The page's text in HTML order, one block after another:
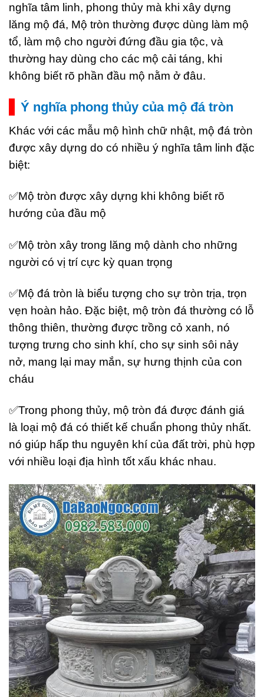
nghĩa tâm linh, phong thủy mà khi xây dựng
lăng mộ đá, Mộ tròn thường được dùng làm mộ
tổ, làm mộ cho người đứng đầu gia tộc, và
thường hay dùng cho các mộ cải táng, khi
không biết rõ phần đầu mộ nằm ở đâu.
Ý nghĩa phong thủy của mộ đá tròn
Khác với các mẫu mộ hình chữ nhật, mộ đá tròn
được xây dựng do có nhiều ý nghĩa tâm linh đặc
biệt:
✅Mộ tròn được xây dựng khi không biết rõ
hướng của đầu mộ
✅Mộ tròn xây trong lăng mộ dành cho những
người có vị trí cực kỳ quan trọng
✅Mộ đá tròn là biểu tượng cho sự tròn trịa, trọn
vẹn hoàn hảo. Đặc biệt, mộ tròn đá thường có lỗ
thông thiên, thường được trồng cỏ xanh, nó
tượng trưng cho sinh khí, cho sự sinh sôi nảy
nở, mang lại may mắn, sự hưng thịnh của con
cháu
✅Trong phong thủy, mộ tròn đá được đánh giá
là loại mộ đá có thiết kế chuẩn phong thủy nhất.
nó giúp hấp thu nguyên khí của đất trời, phù hợp
với nhiều loại địa hình tốt xấu khác nhau.